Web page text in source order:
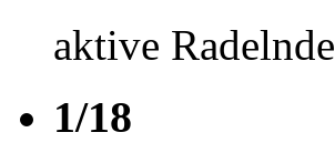
aktive Radelnde
1/18